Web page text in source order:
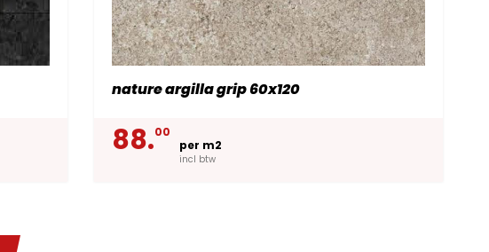
nature argilla grip 60x120
88.00
per m2
incl btw